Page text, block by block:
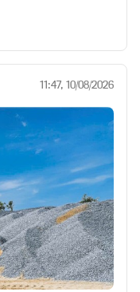
11:47, 10/08/2026